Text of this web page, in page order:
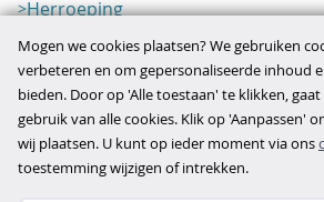
Herroeping
Over ons
Bedrijfsgegevens
Werkwijze
Overzichten
Verlopen aanbod
Mogen we cookies plaatsen? We gebruiken
verbeteren en om gepersonaliseerde inhoud
bieden. Door op 'Alle toestaan' te klikken,
gebruik van alle cookies. Klik op 'Aanpassen'
wij plaatsen. U kunt op ieder moment via ons
toestemming wijzigen of intrekken.